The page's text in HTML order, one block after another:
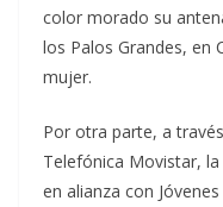
color morado su
los Palos Grandes, en
mujer.
Por otra parte, a
Telefónica Movistar,
en alianza con